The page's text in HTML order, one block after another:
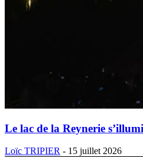
Le lac de la Reynerie
Loïc TRIPIER - 15 juillet 2026